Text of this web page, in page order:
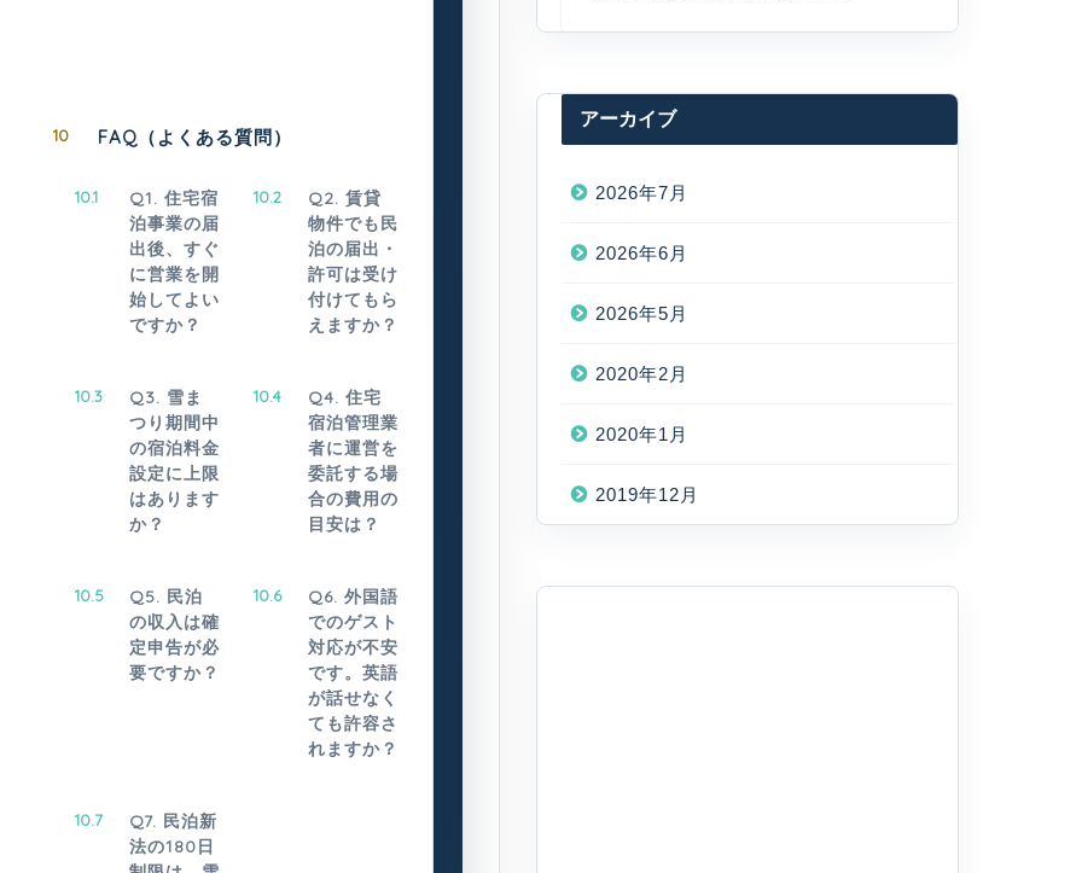
10 FAQ（よくある質問）
10.1
Q1. 住宅宿
泊事業の届
出後、すぐ
に営業を開
始してよい
ですか？
10.2
Q2. 賃貸
物件でも民
泊の届出・
許可は受け
付けてもら
えますか？
10.3
Q3. 雪ま
つり期間中
の宿泊料金
設定に上限
はあります
か？
10.4
Q4. 住宅
宿泊管理業
者に運営を
委託する場
合の費用の
目安は？
10.5
Q5. 民泊
の収入は確
定申告が必
要ですか？
10.6
Q6. 外国語
でのゲスト
対応が不安
です。英語
が話せなく
ても許容さ
れますか？
10.7
Q7. 民泊新
法の180日
アーカイブ
2026年7月
2026年6月
2026年5月
2020年2月
2020年1月
2019年12月